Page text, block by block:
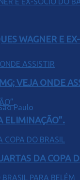
WAGNER E
VEJA ONDE
ELIMINAÇÃO”.
DA COPA